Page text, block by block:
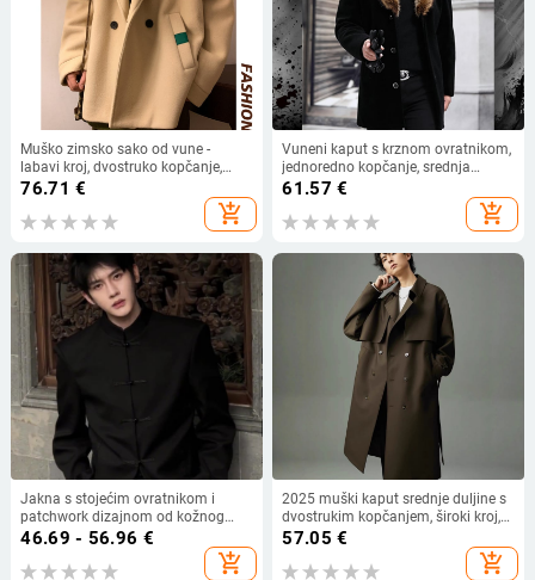
Muško zimsko sako od vune -
labavi kroj, dvostruko kopčanje,
debeli materijal, podstava od
76.71 €
add_shopping_cart
Vuneni kaput s krznom ovratnikom,
jednoredno kopčanje, srednja
duljina, debeli materijal
61.57 €
add_shopping_cart
Jakna s stojećim ovratnikom i
patchwork dizajnom od kožnog
konca, japanski stil, uski kroj,
zatvaranje na jedan red gumba,
poliester materijal s podstavom
46.69 - 56.96 €
add_shopping_cart
2025 muški kaput srednje duljine s
dvostrukim kopčanjem, široki kroj,
do koljena, zimski, poliester smjesa
57.05 €
add_shopping_cart